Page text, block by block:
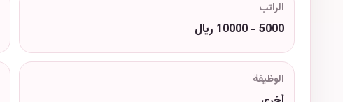
الراتب
5000 - 10000 ريال
الوظيفة